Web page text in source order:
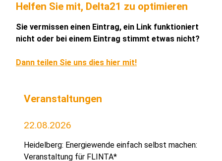
Helfen Sie mit, Delta21 zu optimieren
Sie vermissen einen Eintrag, ein Link funktioniert
nicht oder bei einem Eintrag stimmt etwas nicht?
Dann teilen Sie uns dies hier mit!
Veranstaltungen
22.08.2026
Heidelberg: Energiewende einfach selbst machen:
Veranstaltung für FLINTA*